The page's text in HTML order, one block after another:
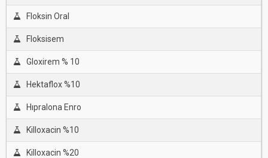
Floksin Oral
Floksisem
Gloxirem % 10
Hektaflox %10
Hıpralona Enro
Killoxacin %10
Killoxacin %20